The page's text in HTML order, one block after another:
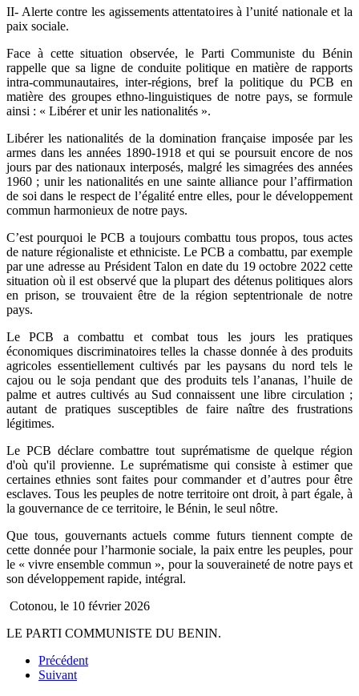
II- Alerte contre les agissements attentatoires à l’unité nationale et la
paix sociale.
Face à cette situation observée, le Parti Communiste du Bénin
rappelle que sa ligne de conduite politique en matière de rapports
intra-communautaires, inter-régions, bref la politique du PCB en
matière des groupes ethno-linguistiques de notre pays, se formule
ainsi : « Libérer et unir les nationalités ».
Libérer les nationalités de la domination française imposée par les
armes dans les années 1890-1918 et qui se poursuit encore de nos
jours par des nationaux interposés, malgré les simagrées des années
1960 ; unir les nationalités en une sainte alliance pour l’affirmation
de soi dans le respect de l’égalité entre elles, pour le développement
commun harmonieux de notre pays.
C’est pourquoi le PCB a toujours combattu tous propos, tous actes
de nature régionaliste et ethniciste. Le PCB a combattu, par exemple
par une adresse au Président Talon en date du 19 octobre 2022 cette
situation où il est observé que la plupart des détenus politiques alors
en prison, se trouvaient être de la région septentrionale de notre
pays.
Le PCB a combattu et combat tous les jours les pratiques
économiques discriminatoires telles la chasse donnée à des produits
agricoles essentiellement cultivés par les paysans du nord tels le
cajou ou le soja pendant que des produits tels l’ananas, l’huile de
palme et autres cultivés au Sud connaissent une libre circulation ;
autant de pratiques susceptibles de faire naître des frustrations
légitimes.
Le PCB déclare combattre tout suprématisme de quelque région
d'où qu'il provienne. Le suprématisme qui consiste à estimer que
certaines ethnies sont faites pour commander et d’autres pour être
esclaves. Tous les peuples de notre territoire ont droit, à part égale, à
la gouvernance de ce territoire, le Bénin, le seul nôtre.
Que tous, gouvernants actuels comme futurs tiennent compte de
cette donnée pour l’harmonie sociale, la paix entre les peuples, pour
le « vivre ensemble commun », pour la souveraineté de notre pays et
son développement rapide, intégral.
Cotonou, le 10 février 2026
LE PARTI COMMUNISTE DU BENIN.
Précédent
Suivant